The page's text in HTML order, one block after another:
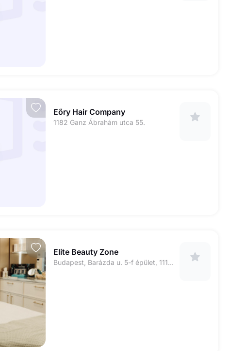
Eőry Hair Company
1182 Ganz Ábrahám utca 55.
Elite Beauty Zone
Budapest, Barázda u. 5-f épület, 1116 Elite lakópark